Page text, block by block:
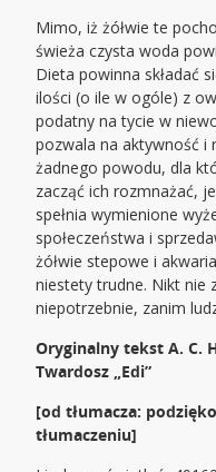
Mimo, iż żółwie te
świeża czysta woda
Dieta powinna składać
ilości (o ile w ogóle) z
podatny na tycie w
pozwala na aktywność i
żadnego powodu, dla
zacząć ich rozmnażać,
spełnia wymienione
społeczeństwa i
żółwie stepowe i
niestety trudne. Nikt nie
niepotrzebnie, zanim
Oryginalny tekst A. C.
Twardosz „Edi”
[od tłumacza:
tłumaczeniu]